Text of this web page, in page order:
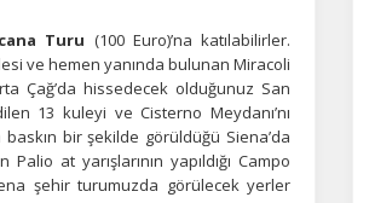
anonim olarak ölçeriz. Hangi
kullanıcıların nerede zorluk yaşadığını
Turu (100 Euro)’na katılabilirler.
ve hemen yanında bulunan Miracoli
Çağ’da hissedecek olduğunuz San
13 kuleyi ve Cisterno Meydanı’nı
bir şekilde görüldüğü Siena’da
at yarışlarının yapıldığı Campo
şehir turumuzda görülecek yerler